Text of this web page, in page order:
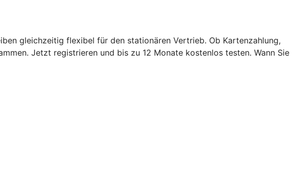
gleichzeitig flexibel für den stationären Vertrieb. Ob Kartenzahlung,
Jetzt registrieren und bis zu 12 Monate kostenlos testen. Wann Sie